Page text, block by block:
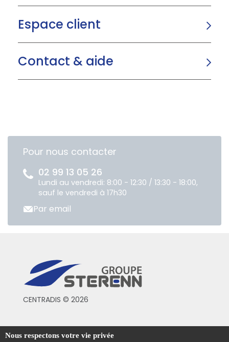
Espace client
Contact & aide
Pour nous contacter
02 99 13 05 26
Lundi au vendredi: 8:00 - 12:30 / 13:30 - 18:00,
sauf le vendredi à 17h30
Par email
CENTRADIS © 2026
Conditions générales de vente
Nous respectons votre vie privée